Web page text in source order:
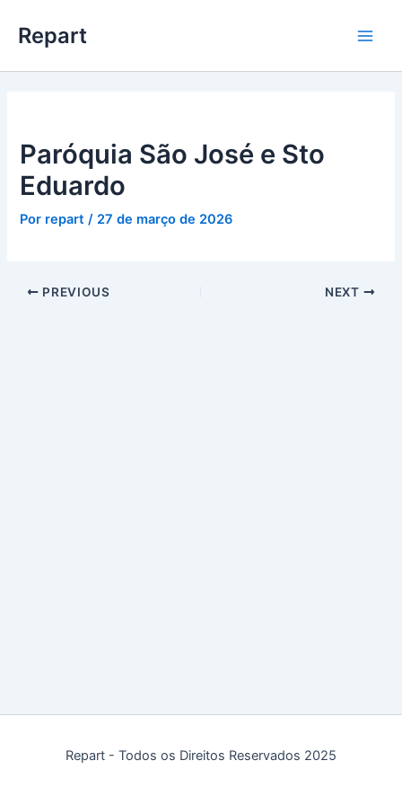
para
conteúdo
Repart
Paróquia São José e Sto
Eduardo
Por repart/ 27 de março de 2026
PREVIOUS NEXT
Repart - Todos os Direitos Reservados 2025